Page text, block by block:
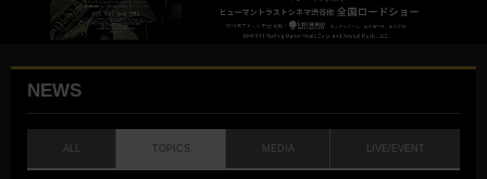
NEWS
ALL TOPICS MEDIA LIVE/EVENT